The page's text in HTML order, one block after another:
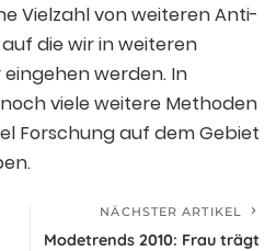
Vielzahl von weiteren Anti-
die wir in weiteren
werden. In
viele weitere Methoden
Forschung auf dem Gebiet
NÄCHSTER ARTIKEL
Modetrends 2010: Frau trägt